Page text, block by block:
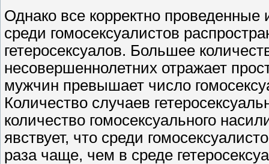
Однако все корректно
среди гомосексуалистов
гетеросексуалов. Большее
несовершеннолетних отражает
мужчин превышает число
Количество случаев
количество гомосексуального
явствует, что среди
раза чаще, чем в среде